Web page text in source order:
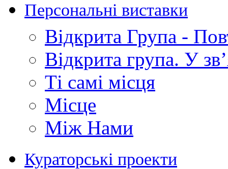
Персональні виставки
Відкрита Група -
Відкрита групa. У
Ті самі місця
Місце
Між Нами
Кураторські проекти